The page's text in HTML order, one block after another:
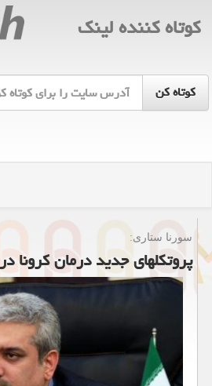
كوتاه كننده لینك
سورنا ستاری:
پروتكلهای جدید درمان كرونا